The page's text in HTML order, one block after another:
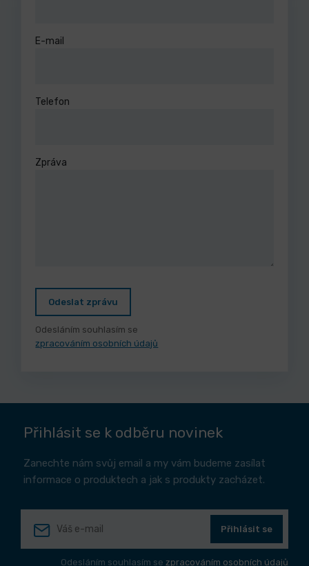
E-mail
Telefon
Zpráva
Odeslat zprávu
Odesláním souhlasím se
zpracováním osobních údajů
Přihlásit se k odběru novinek
Zanechte nám svůj email a my vám budeme zasílat
informace o produktech a jak s produkty zacházet.
Přihlásit se
Odesláním souhlasím se zpracováním osobních údajů